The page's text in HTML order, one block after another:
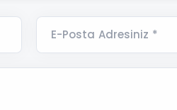
E-Posta Adresiniz *